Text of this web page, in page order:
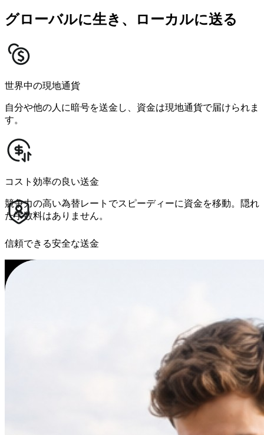
グローバルに生き、ローカルに送る
世界中の現地通貨
自分や他の人に暗号を送金し、資金は現地通貨で届けられま
す。
コスト効率の良い送金
競争力の高い為替レートでスピーディーに資金を移動。隠れ
た手数料はありません。
信頼できる安全な送金
コンプライアンス対応の決済パートナーと連携し、あなたを
守ります。